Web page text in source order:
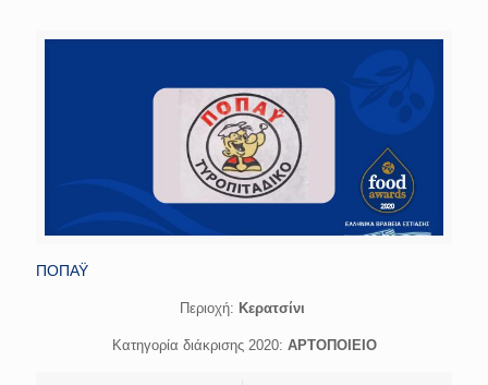
ΠΟΠΑΫ
Περιοχή: Κερατσίνι
Κατηγορία διάκρισης 2020: ΑΡΤΟΠΟΙΕΙΟ